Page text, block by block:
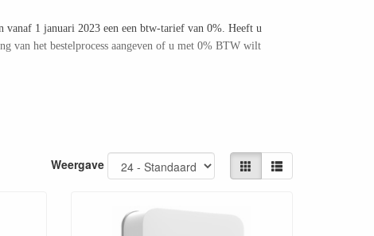
vanaf 1 januari 2023 een een btw-tarief van 0%. Heeft u
van het bestelprocess aangeven of u met 0% BTW wilt
Weergave